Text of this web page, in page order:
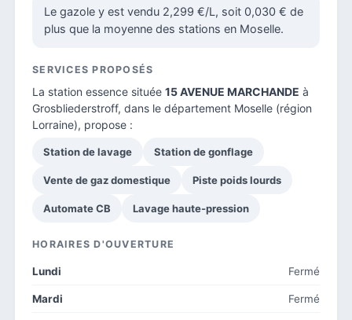
Le gazole y est vendu 2,299 €/L, soit 0,030 € de
plus que la moyenne des stations en Moselle.
SERVICES PROPOSÉS
La station essence située 15 AVENUE MARCHANDE à
Grosbliederstroff, dans le département Moselle (région
Lorraine), propose :
Station de lavage Station de gonflage
Vente de gaz domestique Piste poids lourds
Automate CB Lavage haute-pression
HORAIRES D'OUVERTURE
Lundi Fermé
Mardi Fermé